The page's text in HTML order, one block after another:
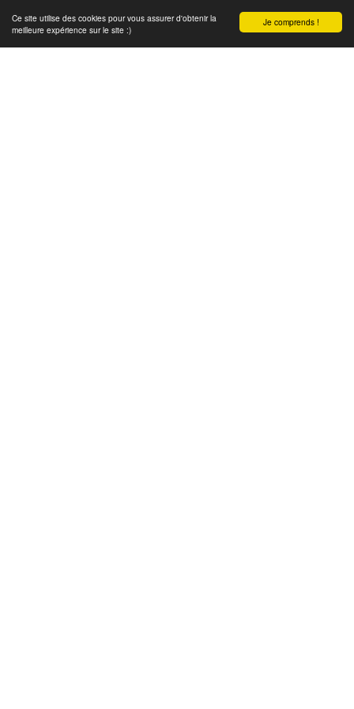
Je comprends !
Ce site utilise des cookies pour vous assurer d'obtenir la
meilleure expérience sur le site :)